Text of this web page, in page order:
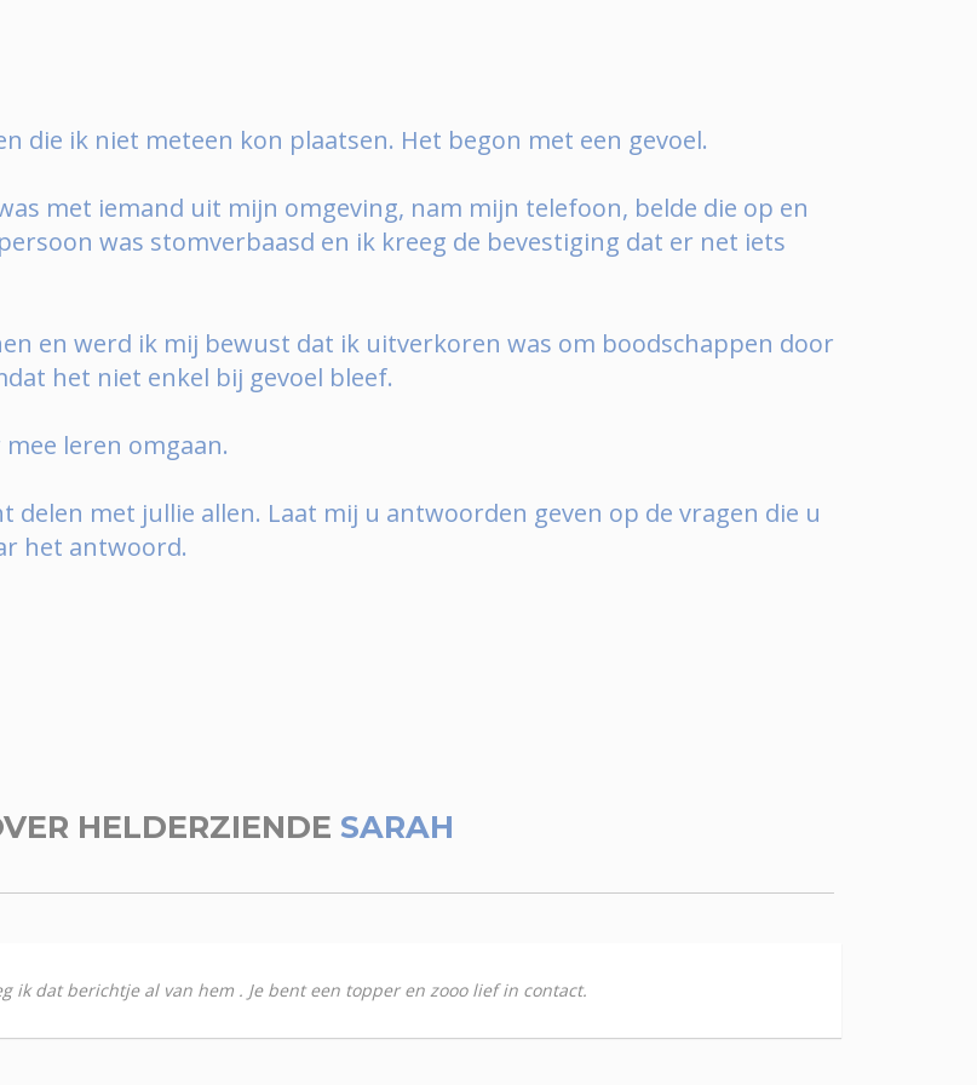
die ik niet meteen kon plaatsen. Het begon met een gevoel.
met iemand uit mijn omgeving, nam mijn telefoon, belde die op en
was stomverbaasd en ik kreeg de bevestiging dat er net iets
en werd ik mij bewust dat ik uitverkoren was om boodschappen door
het niet enkel bij gevoel bleef.
leren omgaan.
delen met jullie allen. Laat mij u antwoorden geven op de vragen die u
het antwoord.
HELDERZIENDE SARAH
ik dat berichtje al van hem . Je bent een topper en zooo lief in contact.